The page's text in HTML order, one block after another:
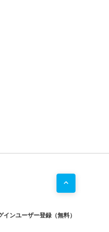
インユーザー登録（無料）